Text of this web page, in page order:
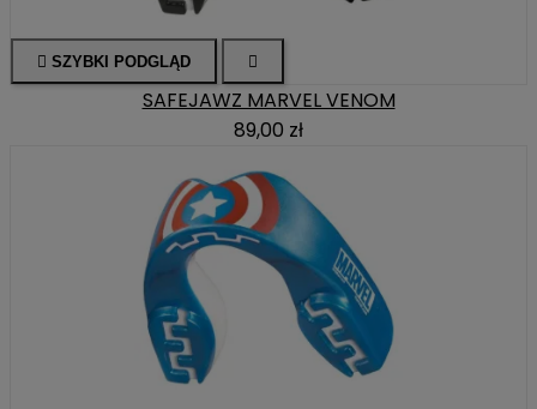
 SZYBKI PODGLĄD 
SAFEJAWZ MARVEL VENOM
89,00 zł